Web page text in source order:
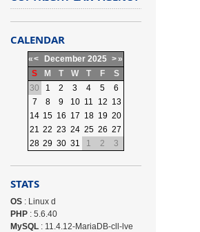
CALENDAR
«< December 2025 >»
S
M T W T F
S
30
1 2 3 4 5
6
7
8 9 10 11 12 13
14 15 16 17 18 19 20
21 22 23 24 25 26 27
28 29 30 31 1 2 3
STATS
OS: Linux d
PHP: 5.6.40
MySQL: 11.4.12-MariaDB-cll-lve